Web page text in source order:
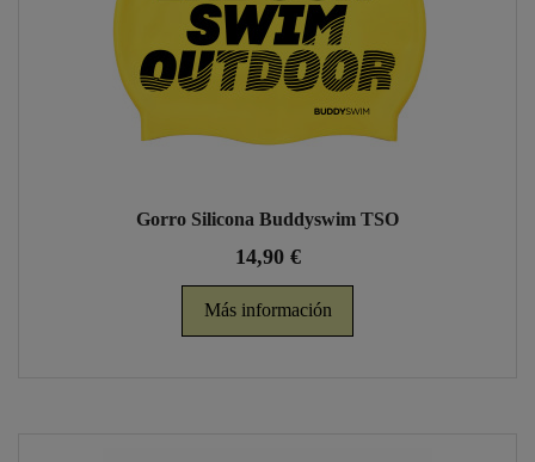
Gorro Silicona Buddyswim TSO
14,90 €
Más información